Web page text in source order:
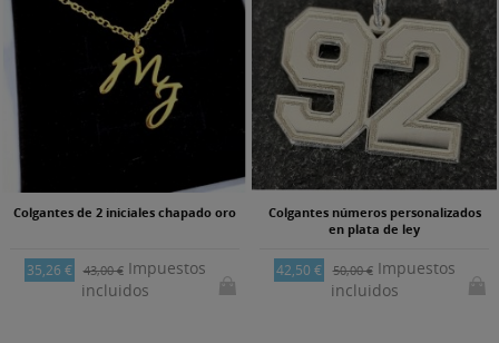
Colgantes de 2 iniciales chapado oro
35,26 € 43,00 €Impuestos
incluidos
Colgantes números personalizados
en plata de ley
42,50 € 50,00 €Impuestos
incluidos